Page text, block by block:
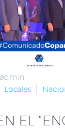
Locales
EL